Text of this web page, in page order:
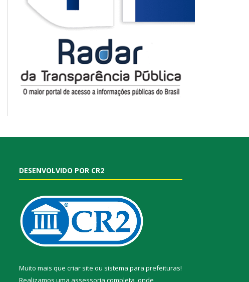
DESENVOLVIDO POR CR2
Muito mais que criar site ou sistema para prefeituras!
Realizamos uma assessoria completa, onde